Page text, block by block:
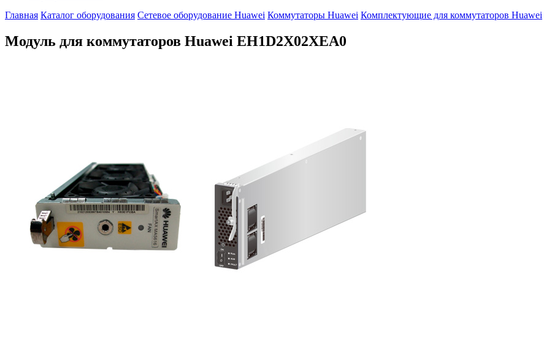
Главная Каталог оборудования Сетевое оборудование Huawei Коммутаторы Huawei Комплектующие для коммутаторов Huawei
Модуль для коммутаторов Huawei EH1D2X02XEA0